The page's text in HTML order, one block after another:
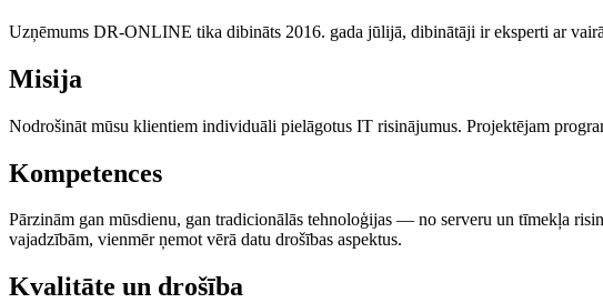
Uzņēmums DR-ONLINE tika dibināts 2016. gada jūlijā, dibinātāji ir eksperti ar
Misija
Nodrošināt mūsu klientiem individuāli pielāgotus IT risinājumus. Projektējam
Kompetences
Pārzinām gan mūsdienu, gan tradicionālās tehnoloģijas — no serveru un tīmekļa
vajadzībām, vienmēr ņemot vērā datu drošības aspektus.
Kvalitāte un drošība